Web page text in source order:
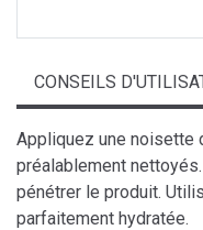
CONSEILS
Appliquez une noisette
préalablement
pénétrer le produit.
parfaitement hydratée.